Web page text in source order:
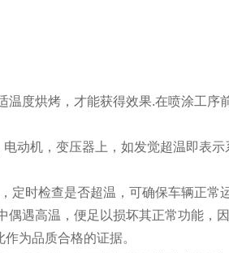
度烘烤，才能获得效果.在喷涂工序
动机，变压器上，如发觉超温即表
定时检查是否超温，可确保车辆正常
遇高温，便足以损坏其正常功能，
为品质合格的证据。